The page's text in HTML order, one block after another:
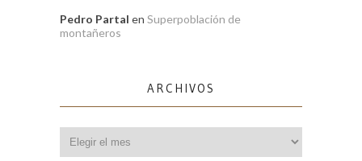
Pedro Partal en Superpoblación de
montañeros
ARCHIVOS